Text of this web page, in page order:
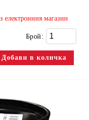
електронния магазин
Брой: